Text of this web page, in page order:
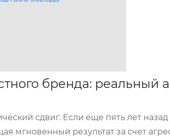
бренда: реальный
сдвиг. Если еще пять лет
мгновенный результат за счет